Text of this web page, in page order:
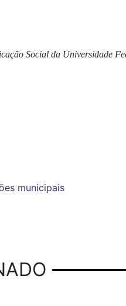
Social da Universidade
municipais